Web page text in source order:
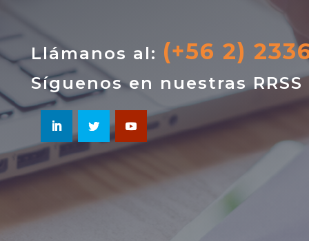
Llámanos al: (+56 2)
Síguenos en nuestras RRSS